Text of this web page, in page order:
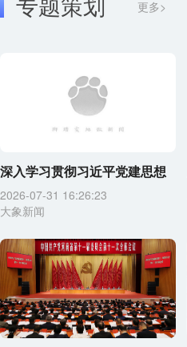
更多>
深入学习贯彻习近平党建思想
2026-07-31 16:26:23
大象新闻